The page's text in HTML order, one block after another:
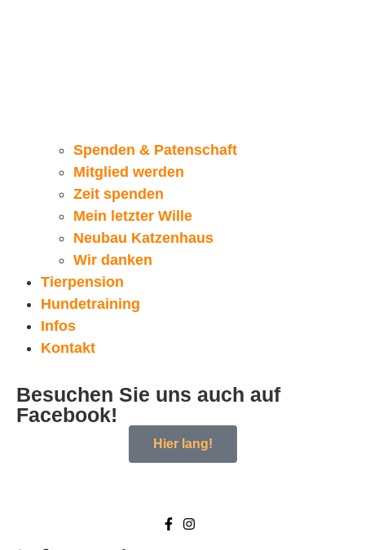
Spenden & Patenschaft
Mitglied werden
Zeit spenden
Mein letzter Wille
Neubau Katzenhaus
Wir danken
Tierpension
Hundetraining
Infos
Kontakt
Besuchen Sie uns auch auf
Facebook!
Hier lang!